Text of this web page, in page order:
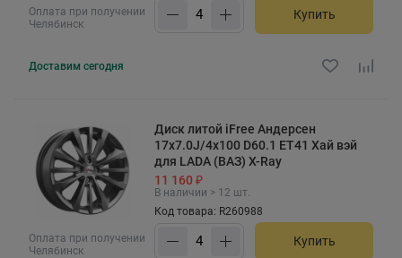
Оплата при получении
Челябинск
Купить
Доставим сегодня
Оплата при получении
Челябинск
Диск литой iFree Андерсен
17x7.0J/4x100 D60.1 ET41 Хай вэй
для LADA (ВАЗ) X-Ray
11 160 ₽
В наличии > 12 шт.
Код товара: R260988
Купить